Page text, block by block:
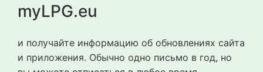
myLPG.eu
и получайте информацию об обновлениях сайта
и приложения. Обычно одно письмо в год, но